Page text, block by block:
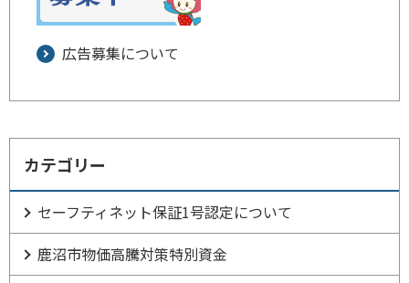
広告募集について
カテゴリー
セーフティネット保証1号認定について
鹿沼市物価高騰対策特別資金